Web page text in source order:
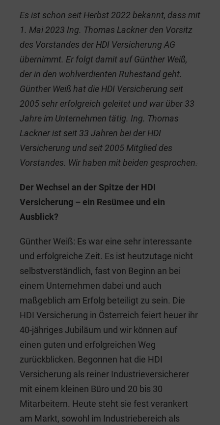
c
e
b
o
o
k
k
e
dI
n
ai
l
tt
er
Es ist schon seit Herbst 2022 bekannt, dass mit
1. Mai 2023 Ing. Thomas Lackner den Vorsitz
des Vorstandes der HDI Versicherung AG
übernimmt. Er folgt damit auf Günther Weiß,
der in den wohlverdienten Ruhestand geht.
Günther Weiß hat die HDI Versicherung seit
2005 sehr erfolgreich geleitet und war über 33
Jahre im Unternehmen tätig. Ing. Thomas
Lackner ist seit 33 Jahren bei der HDI
Versicherung und seit 2005 Mitglied des
Vorstandes. Wir haben mit beiden gesprochen.
Der Wechsel an der Spitze der HDI
Versicherung – ein Resümee und ein
Ausblick?
Günther Weiß: Es war eine sehr interessante
und erfolgreiche Zeit. Es ist heutzutage nicht
selbstverständlich, fast von Beginn an bei
einem Unternehmen dabei und auch
maßgeblich am Erfolg beteiligt zu sein. Die
HDI Versicherung in Österreich feiert heuer ihr
40-jähriges Jubiläum und wir können auf
einen guten und erfolgreichen Weg
zurückblicken. Begonnen hat die HDI
Versicherung als reiner Industrieversicherer
mit einem kleinen Büro und 20 bis 30
Mitarbeitern. Heute steht sie fest verankert
am Markt, sowohl im Industriebereich als